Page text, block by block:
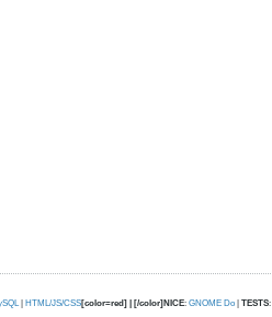
| HTML/JS/CSS[color=red] | [/color]NICE: GNOME Do | TESTS: